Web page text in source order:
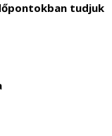
tudjuk